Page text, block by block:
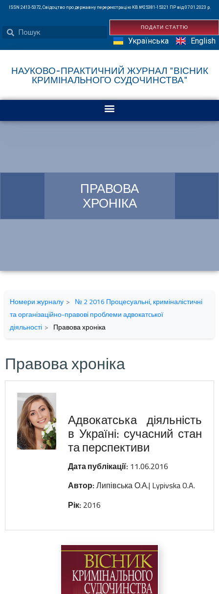
ISSN 2413-5372, Свідоцтво про державну перереєстрацію КВ №25381-15321 ПР від 07.01.2023 р.
ПОДАТИ СТАТТЮ
Українська
English
НАУКОВО-ПРАКТИЧНИЙ ЖУРНАЛ "ВІСНИК
КРИМІНАЛЬНОГО СУДОЧИНСТВА"
ПРАВОВА
ХРОНІКА
Номери журналу
№ 2 2016 Процесуальні, криміналістичні
та організаційно-правові проблеми адвокатcької
діяльності
Правова хроніка
Правова хроніка
Адвокатська діяльність
в Україні: сучасний стан
та перспективи
Дата публікації:11.06.2016
Автор:Липівська О.А.| Lypivska O.A.
Рік:2016